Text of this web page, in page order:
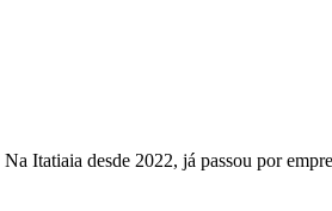
Itatiaia desde 2022, já passou por